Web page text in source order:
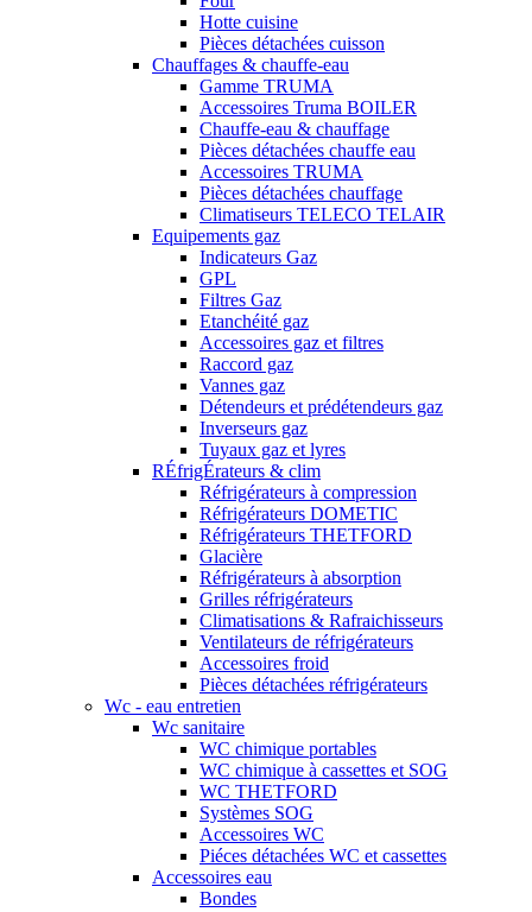
Hotte cuisine
Pièces détachées cuisson
Chauffages & chauffe-eau
Gamme TRUMA
Accessoires Truma BOILER
Chauffe-eau & chauffage
Pièces détachées chauffe eau
Accessoires TRUMA
Pièces détachées chauffage
Climatiseurs TELECO TELAIR
Equipements gaz
Indicateurs Gaz
GPL
Filtres Gaz
Etanchéité gaz
Accessoires gaz et filtres
Raccord gaz
Vannes gaz
Détendeurs et prédétendeurs gaz
Inverseurs gaz
Tuyaux gaz et lyres
RÉfrigÉrateurs & clim
Réfrigérateurs à compression
Réfrigérateurs DOMETIC
Réfrigérateurs THETFORD
Glacière
Réfrigérateurs à absorption
Grilles réfrigérateurs
Climatisations & Rafraichisseurs
Ventilateurs de réfrigérateurs
Accessoires froid
Pièces détachées réfrigérateurs
Wc - eau entretien
Wc sanitaire
WC chimique portables
WC chimique à cassettes et SOG
WC THETFORD
Systèmes SOG
Accessoires WC
Piéces détachées WC et cassettes
Accessoires eau
Bondes